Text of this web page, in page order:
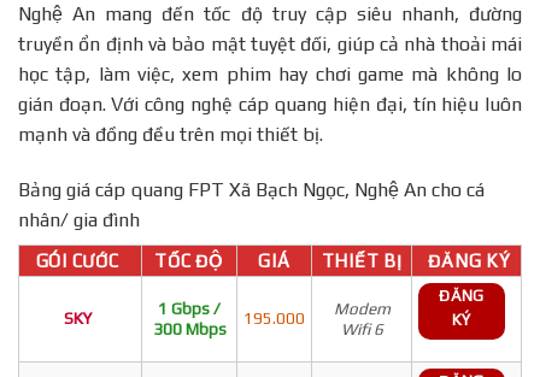
Nghệ An mang đến tốc độ truy cập siêu nhanh, đường
truyền ổn định và bảo mật tuyệt đối, giúp cả nhà thoải mái
học tập, làm việc, xem phim hay chơi game mà không lo
gián đoạn. Với công nghệ cáp quang hiện đại, tín hiệu luôn
mạnh và đồng đều trên mọi thiết bị.
Bảng giá cáp quang FPT Xã Bạch Ngọc, Nghệ An cho cá
nhân/ gia đình
GÓI CƯỚC TỐC ĐỘ GIÁ THIẾT BỊ ĐĂNG KÝ
SKY
1 Gbps /
300 Mbps
195.000
Modem
Wifi 6
ĐĂNG
KÝ